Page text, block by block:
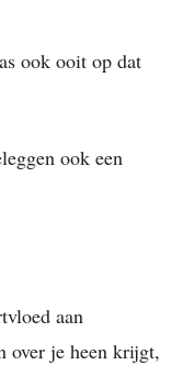
ook ooit op dat
ook een
aan
over je heen krijgt,